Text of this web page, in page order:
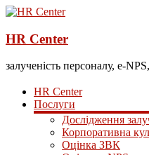
HR Center
залученість персоналу, e-
HR Center
Послуги
Дослідження
Корпоративна
Оцінка ЗВК